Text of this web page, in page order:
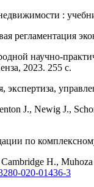
:
регламентация
научно-
2023. 255 с.
экспертиза,
J., Newig J.,
по
H.,
020-01436-3